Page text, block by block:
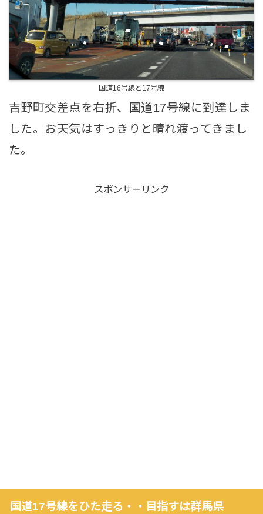
国道16号線と17号線
吉野町交差点を右折、国道17号線に到達しま
した。お天気はすっきりと晴れ渡ってきまし
た。
スポンサーリンク
国道17号線をひた走る・・目指すは群馬県